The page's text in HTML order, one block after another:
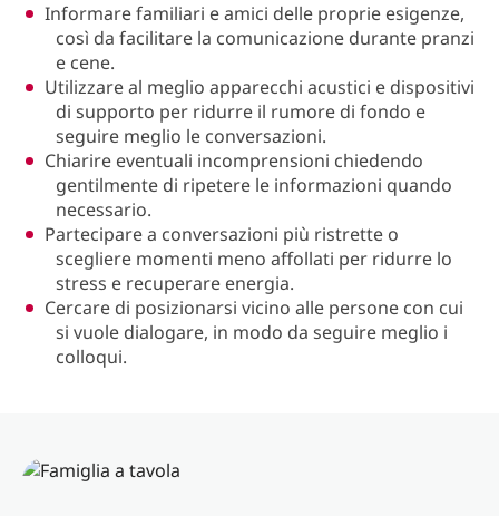
Informare familiari e amici delle proprie esigenze,
così da facilitare la comunicazione durante pranzi
e cene.
Utilizzare al meglio apparecchi acustici e dispositivi
di supporto per ridurre il rumore di fondo e
seguire meglio le conversazioni.
Chiarire eventuali incomprensioni chiedendo
gentilmente di ripetere le informazioni quando
necessario.
Partecipare a conversazioni più ristrette o
scegliere momenti meno affollati per ridurre lo
stress e recuperare energia.
Cercare di posizionarsi vicino alle persone con cui
si vuole dialogare, in modo da seguire meglio i
colloqui.